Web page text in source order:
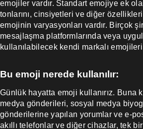
emojiler vardır. Standart emojiye ek
tonlarını, cinsiyetleri ve diğer
emojinin varyasyonları vardır. Birçok
mesajlaşma platformlarında veya
kullanılabilecek kendi markalı emojileri
Bu emoji nerede kullanılır:
Günlük hayatta emoji kullanırız. Buna
medya gönderileri, sosyal medya
gönderilerine yapılan yorumlar ve e-
akıllı telefonlar ve diğer cihazlar, tek